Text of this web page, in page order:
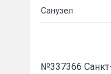
Санузел
№337366